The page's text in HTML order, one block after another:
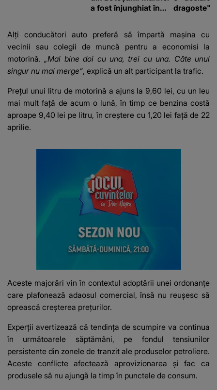
a fost înjunghiat în
suspecți
dragoste"
Alți conducători auto preferă să împartă mașina cu
vecinii sau colegii de muncă pentru a economisi la
motorină.„Mai bine doi cu una, trei cu una. Câte unul
singur nu mai merge”, explică un alt participant la trafic.
Prețul unui litru de motorină a ajuns la 9,60 lei, cu un leu
mai mult față de acum o lună, în timp ce benzina costă
aproape 9,40 lei pe litru, în creștere cu 1,20 lei față de 22
aprilie.
Aceste majorări vin în contextul adoptării unei ordonanțe
care plafonează adaosul comercial, însă nu reușesc să
oprească creșterea prețurilor.
Experții avertizează că tendința de scumpire va continua
în următoarele săptămâni, pe fondul tensiunilor
persistente din zonele de tranzit ale produselor petroliere.
Aceste conflicte afectează aprovizionarea și fac ca
produsele să nu ajungă la timp în punctele de consum.